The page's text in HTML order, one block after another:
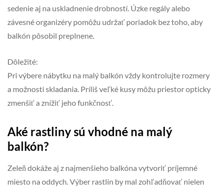
sedenie aj na uskladnenie drobností. Úzke regály alebo
závesné organizéry pomôžu udržať poriadok bez toho, aby
balkón pôsobil preplnene.
Dôležité:
Pri výbere nábytku na malý balkón vždy kontrolujte rozmery
a možnosti skladania. Príliš veľké kusy môžu priestor opticky
zmenšiť a znížiť jeho funkčnosť.
Aké rastliny sú vhodné na malý
balkón?
Zeleň dokáže aj z najmenšieho balkóna vytvoriť príjemné
miesto na oddych. Výber rastlín by mal zohľadňovať nielen